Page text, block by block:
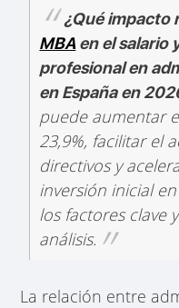
¿Qué impacto
MBA en el salario
profesional en
en España en
puede aumentar
23,9%, facilitar el
directivos y
inversión inicial
los factores clave
análisis.
La relación entre